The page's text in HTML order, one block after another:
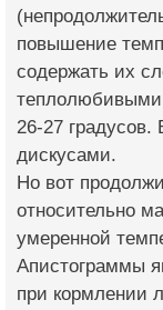
повышение
содержать их
26-27 градусов.
дискусами.
Но вот
относительно
умеренной
Апистограммы
при кормлении